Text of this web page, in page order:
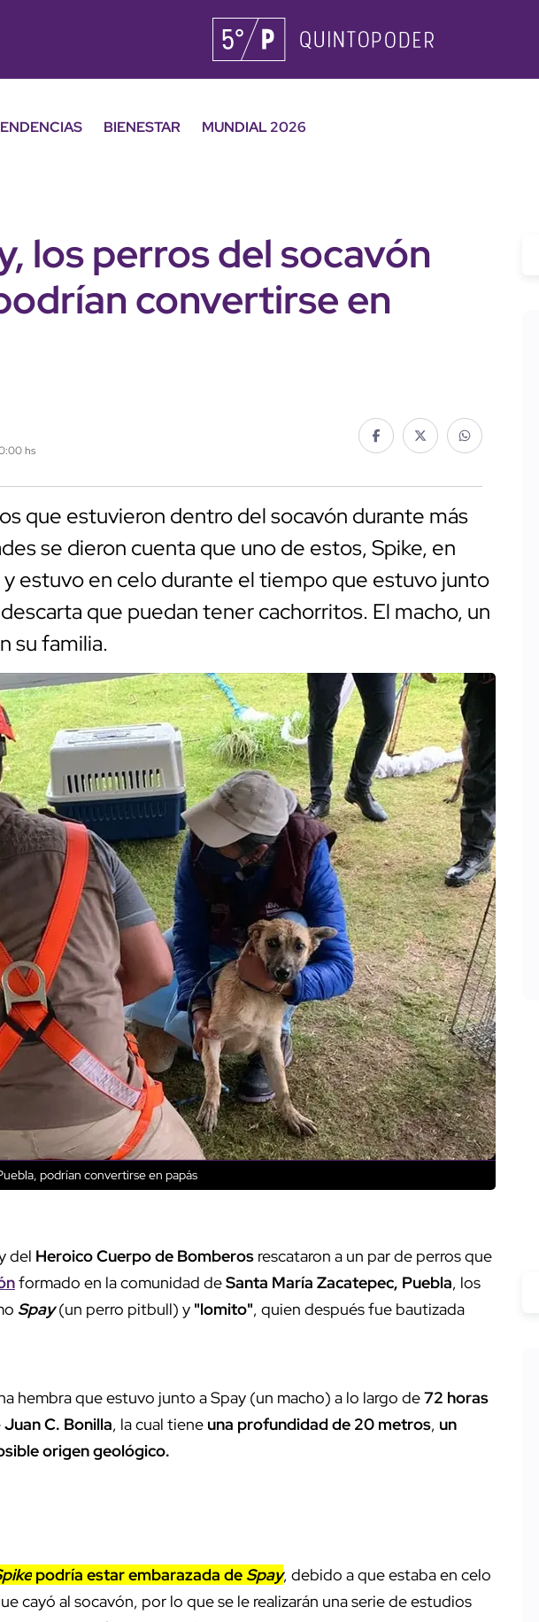
BIENESTAR
MUNDIAL 2026
los perros del socavón
convertirse en
hs
que estuvieron dentro del socavón durante más
se dieron cuenta que uno de estos, Spike, en
y estuvo en celo durante el tiempo que estuvo junto
que puedan tener cachorritos. El macho, un
su familia.
podrían convertirse en papás
del Heroico Cuerpo de Bomberos rescataron a un par de perros que
formado en la comunidad deSanta María Zacatepec, Puebla, los
Spay(un perro pitbull) y "lomito", quien después fue bautizada
hembra que estuvo junto a Spay (un macho) a lo largo de72 horas
Juan C. Bonilla, la cual tiene una profundidad de 20 metros, un
origen geológico.
podría estar embarazada de Spay, debido a que estaba en celo
cayó al socavón, por lo que se le realizarán una serie de estudios